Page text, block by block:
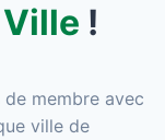
Ville !
membre avec
ville de